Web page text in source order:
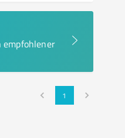
empfohlener
1